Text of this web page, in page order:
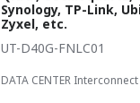
Synology, TP-Link,
Zyxel, etc.
UT-D40G-FNLC01
DATA CENTER Interconnect